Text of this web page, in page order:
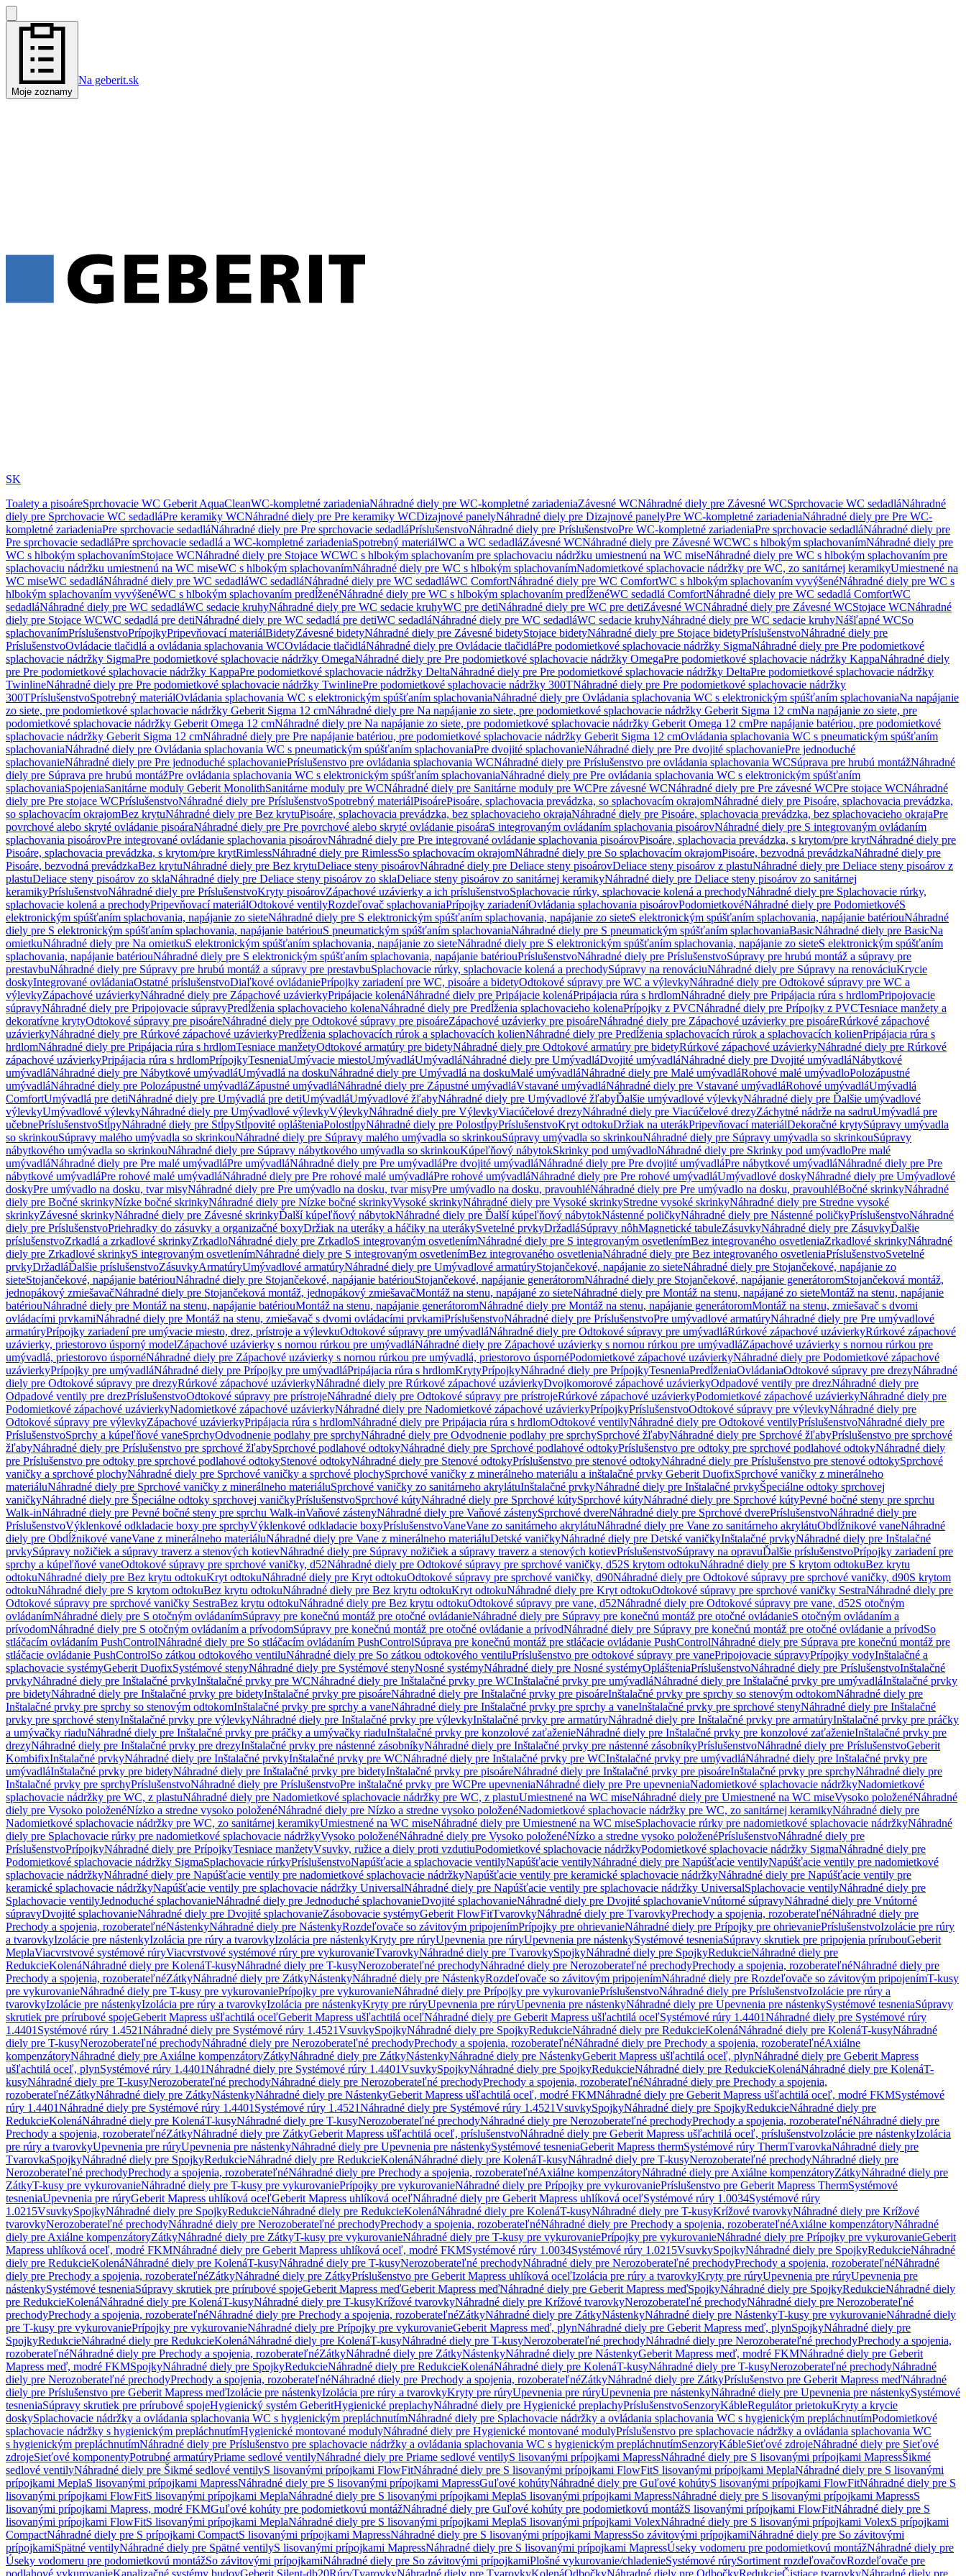
Moje zoznamy
Na geberit.sk
SK
Toalety a pisoáreSprchovacie WC Geberit AquaCleanWC-kompletné zariadeniaNáhradné diely pre WC-kompletné zariadeniaZávesné WCNáhradné diely pre Závesné WCSprchovacie WC sedadláNáhradné
diely pre Sprchovacie WC sedadláPre keramiky WCNáhradné diely pre Pre keramiky WCDizajnové panelyNáhradné diely pre Dizajnové panelyPre WC-kompletné zariadeniaNáhradné diely pre Pre WC-
kompletné zariadeniaPre sprchovacie sedadláNáhradné diely pre Pre sprchovacie sedadláPríslušenstvoNáhradné diely pre PríslušenstvoPre WC-kompletné zariadeniaPre sprchovacie sedadláNáhradné diely pre
Pre sprchovacie sedadláPre sprchovacie sedadlá a WC-kompletné zariadeniaSpotrebný materiálWC a WC sedadláZávesné WCNáhradné diely pre Závesné WCWC s hlbokým splachovanímNáhradné diely pre
WC s hlbokým splachovanímStojace WCNáhradné diely pre Stojace WCWC s hlbokým splachovaním pre splachovaciu nádržku umiestnenú na WC miseNáhradné diely pre WC s hlbokým splachovaním pre
splachovaciu nádržku umiestnenú na WC miseWC s hlbokým splachovanímNáhradné diely pre WC s hlbokým splachovanímNadomietkové splachovacie nádržky pre WC, zo sanitárnej keramikyUmiestnené na
WC miseWC sedadláNáhradné diely pre WC sedadláWC sedadláNáhradné diely pre WC sedadláWC ComfortNáhradné diely pre WC ComfortWC s hlbokým splachovaním vyvýšenéNáhradné diely pre WC s
hlbokým splachovaním vyvýšenéWC s hlbokým splachovaním predĺženéNáhradné diely pre WC s hlbokým splachovaním predĺženéWC sedadlá ComfortNáhradné diely pre WC sedadlá ComfortWC
sedadláNáhradné diely pre WC sedadláWC sedacie kruhyNáhradné diely pre WC sedacie kruhyWC pre detiNáhradné diely pre WC pre detiZávesné WCNáhradné diely pre Závesné WCStojace WCNáhradné
diely pre Stojace WCWC sedadlá pre detiNáhradné diely pre WC sedadlá pre detiWC sedadláNáhradné diely pre WC sedadláWC sedacie kruhyNáhradné diely pre WC sedacie kruhyNášľapné WCSo
splachovanímPríslušenstvoPrípojkyPripevňovací materiálBidetyZávesné bidetyNáhradné diely pre Závesné bidetyStojace bidetyNáhradné diely pre Stojace bidetyPríslušenstvoNáhradné diely pre
PríslušenstvoOvládacie tlačidlá a ovládania splachovania WCOvládacie tlačidláNáhradné diely pre Ovládacie tlačidláPre podomietkové splachovacie nádržky SigmaNáhradné diely pre Pre podomietkové
splachovacie nádržky SigmaPre podomietkové splachovacie nádržky OmegaNáhradné diely pre Pre podomietkové splachovacie nádržky OmegaPre podomietkové splachovacie nádržky KappaNáhradné diely
pre Pre podomietkové splachovacie nádržky KappaPre podomietkové splachovacie nádržky DeltaNáhradné diely pre Pre podomietkové splachovacie nádržky DeltaPre podomietkové splachovacie nádržky
TwinlineNáhradné diely pre Pre podomietkové splachovacie nádržky TwinlinePre podomietkové splachovacie nádržky 300TNáhradné diely pre Pre podomietkové splachovacie nádržky
300TPríslušenstvoSpotrebný materiálOvládania splachovania WC s elektronickým spúšťaním splachovaniaNáhradné diely pre Ovládania splachovania WC s elektronickým spúšťaním splachovaniaNa napájanie
zo siete, pre podomietkové splachovacie nádržky Geberit Sigma 12 cmNáhradné diely pre Na napájanie zo siete, pre podomietkové splachovacie nádržky Geberit Sigma 12 cmNa napájanie zo siete, pre
podomietkové splachovacie nádržky Geberit Omega 12 cmNáhradné diely pre Na napájanie zo siete, pre podomietkové splachovacie nádržky Geberit Omega 12 cmPre napájanie batériou, pre podomietkové
splachovacie nádržky Geberit Sigma 12 cmNáhradné diely pre Pre napájanie batériou, pre podomietkové splachovacie nádržky Geberit Sigma 12 cmOvládania splachovania WC s pneumatickým spúšťaním
splachovaniaNáhradné diely pre Ovládania splachovania WC s pneumatickým spúšťaním splachovaniaPre dvojité splachovanieNáhradné diely pre Pre dvojité splachovaniePre jednoduché
splachovanieNáhradné diely pre Pre jednoduché splachovaniePríslušenstvo pre ovládania splachovania WCNáhradné diely pre Príslušenstvo pre ovládania splachovania WCSúprava pre hrubú montážNáhradné
diely pre Súprava pre hrubú montážPre ovládania splachovania WC s elektronickým spúšťaním splachovaniaNáhradné diely pre Pre ovládania splachovania WC s elektronickým spúšťaním
splachovaniaSpojeniaSanitárne moduly Geberit MonolithSanitárne moduly pre WCNáhradné diely pre Sanitárne moduly pre WCPre závesné WCNáhradné diely pre Pre závesné WCPre stojace WCNáhradné
diely pre Pre stojace WCPríslušenstvoNáhradné diely pre PríslušenstvoSpotrebný materiálPisoárePisoáre, splachovacia prevádzka, so splachovacím okrajomNáhradné diely pre Pisoáre, splachovacia prevádzka,
so splachovacím okrajomBez krytuNáhradné diely pre Bez krytuPisoáre, splachovacia prevádzka, bez splachovacieho okrajaNáhradné diely pre Pisoáre, splachovacia prevádzka, bez splachovacieho okrajaPre
povrchové alebo skryté ovládanie pisoáraNáhradné diely pre Pre povrchové alebo skryté ovládanie pisoáraS integrovaným ovládaním splachovania pisoárovNáhradné diely pre S integrovaným ovládaním
splachovania pisoárovPre integrované ovládanie splachovania pisoárovNáhradné diely pre Pre integrované ovládanie splachovania pisoárovPisoáre, splachovacia prevádzka, s krytom/pre krytNáhradné diely pre
Pisoáre, splachovacia prevádzka, s krytom/pre krytRimlessNáhradné diely pre RimlessSo splachovacím okrajomNáhradné diely pre So splachovacím okrajomPisoáre, bezvodná prevádzkaNáhradné diely pre
Pisoáre, bezvodná prevádzkaBez krytuNáhradné diely pre Bez krytuDeliace steny pisoárovNáhradné diely pre Deliace steny pisoárovDeliace steny pisoárov z plastuNáhradné diely pre Deliace steny pisoárov z
plastuDeliace steny pisoárov zo sklaNáhradné diely pre Deliace steny pisoárov zo sklaDeliace steny pisoárov zo sanitárnej keramikyNáhradné diely pre Deliace steny pisoárov zo sanitárnej
keramikyPríslušenstvoNáhradné diely pre PríslušenstvoKryty pisoárovZápachové uzávierky a ich príslušenstvoSplachovacie rúrky, splachovacie kolená a prechodyNáhradné diely pre Splachovacie rúrky,
splachovacie kolená a prechodyPripevňovací materiálOdtokové ventilyRozdeľovač splachovaniaPrípojky zariadeníOvládania splachovania pisoárovPodomietkovéNáhradné diely pre PodomietkovéS
elektronickým spúšťaním splachovania, napájanie zo sieteNáhradné diely pre S elektronickým spúšťaním splachovania, napájanie zo sieteS elektronickým spúšťaním splachovania, napájanie batériouNáhradné
diely pre S elektronickým spúšťaním splachovania, napájanie batériouS pneumatickým spúšťaním splachovaniaNáhradné diely pre S pneumatickým spúšťaním splachovaniaBasicNáhradné diely pre BasicNa
omietkuNáhradné diely pre Na omietkuS elektronickým spúšťaním splachovania, napájanie zo sieteNáhradné diely pre S elektronickým spúšťaním splachovania, napájanie zo sieteS elektronickým spúšťaním
splachovania, napájanie batériouNáhradné diely pre S elektronickým spúšťaním splachovania, napájanie batériouPríslušenstvoNáhradné diely pre PríslušenstvoSúpravy pre hrubú montáž a súpravy pre
prestavbuNáhradné diely pre Súpravy pre hrubú montáž a súpravy pre prestavbuSplachovacie rúrky, splachovacie kolená a prechodySúpravy na renováciuNáhradné diely pre Súpravy na renováciuKrycie
doskyIntegrované ovládaniaOstatné príslušenstvoDiaľkové ovládaniePrípojky zariadení pre WC, pisoáre a bidetyOdtokové súpravy pre WC a výlevkyNáhradné diely pre Odtokové súpravy pre WC a
výlevkyZápachové uzávierkyNáhradné diely pre Zápachové uzávierkyPripájacie kolenáNáhradné diely pre Pripájacie kolenáPripájacia rúra s hrdlomNáhradné diely pre Pripájacia rúra s hrdlomPripojovacie
súpravyNáhradné diely pre Pripojovacie súpravyPredĺženia splachovacieho kolenaNáhradné diely pre Predĺženia splachovacieho kolenaPrípojky z PVCNáhradné diely pre Prípojky z PVCTesniace manžety a
dekoratívne krytyOdtokové súpravy pre pisoáreNáhradné diely pre Odtokové súpravy pre pisoáreZápachové uzávierky pre pisoáreNáhradné diely pre Zápachové uzávierky pre pisoáreRúrkové zápachové
uzávierkyNáhradné diely pre Rúrkové zápachové uzávierkyPredĺženia splachovacích rúrok a splachovacích kolienNáhradné diely pre Predĺženia splachovacích rúrok a splachovacích kolienPripájacia rúra s
hrdlomNáhradné diely pre Pripájacia rúra s hrdlomTesniace manžetyOdtokové armatúry pre bidetyNáhradné diely pre Odtokové armatúry pre bidetyRúrkové zápachové uzávierkyNáhradné diely pre Rúrkové
zápachové uzávierkyPripájacia rúra s hrdlomPrípojkyTesneniaUmývacie miestoUmývadláUmývadláNáhradné diely pre UmývadláDvojité umývadláNáhradné diely pre Dvojité umývadláNábytkové
umývadláNáhradné diely pre Nábytkové umývadláUmývadlá na doskuNáhradné diely pre Umývadlá na doskuMalé umývadláNáhradné diely pre Malé umývadláRohové malé umývadloPolozápustné
umývadláNáhradné diely pre Polozápustné umývadláZápustné umývadláNáhradné diely pre Zápustné umývadláVstavané umývadláNáhradné diely pre Vstavané umývadláRohové umývadláUmývadlá
ComfortUmývadlá pre detiNáhradné diely pre Umývadlá pre detiUmývadláUmývadlové žľabyNáhradné diely pre Umývadlové žľabyĎalšie umývadlové výlevkyNáhradné diely pre Ďalšie umývadlové
výlevkyUmývadlové výlevkyNáhradné diely pre Umývadlové výlevkyVýlevkyNáhradné diely pre VýlevkyViacúčelové drezyNáhradné diely pre Viacúčelové drezyZáchytné nádrže na sadruUmývadlá pre
učebnePríslušenstvoStĺpyNáhradné diely pre StĺpyStĺpovité oplášteniaPolostĺpyNáhradné diely pre PolostĺpyPríslušenstvoKryt odtokuDržiak na uterákPripevňovací materiálDekoračné krytySúpravy umývadla
so skrinkouSúpravy malého umývadla so skrinkouNáhradné diely pre Súpravy malého umývadla so skrinkouSúpravy umývadla so skrinkouNáhradné diely pre Súpravy umývadla so skrinkouSúpravy
nábytkového umývadla so skrinkouNáhradné diely pre Súpravy nábytkového umývadla so skrinkouKúpeľňový nábytokSkrinky pod umývadloNáhradné diely pre Skrinky pod umývadloPre malé
umývadláNáhradné diely pre Pre malé umývadláPre umývadláNáhradné diely pre Pre umývadláPre dvojité umývadláNáhradné diely pre Pre dvojité umývadláPre nábytkové umývadláNáhradné diely pre Pre
nábytkové umývadláPre rohové malé umývadláNáhradné diely pre Pre rohové malé umývadláPre rohové umývadláNáhradné diely pre Pre rohové umývadláUmývadlové doskyNáhradné diely pre Umývadlové
doskyPre umývadlo na dosku, tvar misyNáhradné diely pre Pre umývadlo na dosku, tvar misyPre umývadlo na dosku, pravouhléNáhradné diely pre Pre umývadlo na dosku, pravouhléBočné skrinkyNáhradné
diely pre Bočné skrinkyNízke bočné skrinkyNáhradné diely pre Nízke bočné skrinkyVysoké skrinkyNáhradné diely pre Vysoké skrinkyStredne vysoké skrinkyNáhradné diely pre Stredne vysoké
skrinkyZávesné skrinkyNáhradné diely pre Závesné skrinkyĎalší kúpeľňový nábytokNáhradné diely pre Ďalší kúpeľňový nábytokNástenné poličkyNáhradné diely pre Nástenné poličkyPríslušenstvoNáhradné
diely pre PríslušenstvoPriehradky do zásuvky a organizačné boxyDržiak na uteráky a háčiky na uterákySvetelné prvkyDržadláSúpravy nôhMagnetické tabuleZásuvkyNáhradné diely pre ZásuvkyĎalšie
príslušenstvoZrkadlá a zrkadlové skrinkyZrkadloNáhradné diely pre ZrkadloS integrovaným osvetlenímNáhradné diely pre S integrovaným osvetlenímBez integrovaného osvetleniaZrkadlové skrinkyNáhradné
diely pre Zrkadlové skrinkyS integrovaným osvetlenímNáhradné diely pre S integrovaným osvetlenímBez integrovaného osvetleniaNáhradné diely pre Bez integrovaného osvetleniaPríslušenstvoSvetelné
prvkyDržadláĎalšie príslušenstvoZásuvkyArmatúryUmývadlové armatúryNáhradné diely pre Umývadlové armatúryStojančekové, napájanie zo sieteNáhradné diely pre Stojančekové, napájanie zo
sieteStojančekové, napájanie batériouNáhradné diely pre Stojančekové, napájanie batériouStojančekové, napájanie generátoromNáhradné diely pre Stojančekové, napájanie generátoromStojančeková montáž,
jednopákový zmiešavačNáhradné diely pre Stojančeková montáž, jednopákový zmiešavačMontáž na stenu, napájané zo sieteNáhradné diely pre Montáž na stenu, napájané zo sieteMontáž na stenu, napájanie
batériouNáhradné diely pre Montáž na stenu, napájanie batériouMontáž na stenu, napájanie generátoromNáhradné diely pre Montáž na stenu, napájanie generátoromMontáž na stenu, zmiešavač s dvomi
ovládacími prvkamiNáhradné diely pre Montáž na stenu, zmiešavač s dvomi ovládacími prvkamiPríslušenstvoNáhradné diely pre PríslušenstvoPre umývadlové armatúryNáhradné diely pre Pre umývadlové
armatúryPrípojky zariadení pre umývacie miesto, drez, prístroje a výlevkuOdtokové súpravy pre umývadláNáhradné diely pre Odtokové súpravy pre umývadláRúrkové zápachové uzávierkyRúrkové zápachové
uzávierky, priestorovo úsporný modelZápachové uzávierky s nornou rúrkou pre umývadláNáhradné diely pre Zápachové uzávierky s nornou rúrkou pre umývadláZápachové uzávierky s nornou rúrkou pre
umývadlá, priestorovo úspornéNáhradné diely pre Zápachové uzávierky s nornou rúrkou pre umývadlá, priestorovo úspornéPodomietkové zápachové uzávierkyNáhradné diely pre Podomietkové zápachové
uzávierkyPrípojky pre umývadláNáhradné diely pre Prípojky pre umývadláPripájacia rúra s hrdlomKrytyPrípojkyNáhradné diely pre PrípojkyTesneniaPredĺženiaOvládaniaOdtokové súpravy pre drezyNáhradné
diely pre Odtokové súpravy pre drezyRúrkové zápachové uzávierkyNáhradné diely pre Rúrkové zápachové uzávierkyDvojkomorové zápachové uzávierkyOdpadové ventily pre drezNáhradné diely pre
Odpadové ventily pre drezPríslušenstvoOdtokové súpravy pre prístrojeNáhradné diely pre Odtokové súpravy pre prístrojeRúrkové zápachové uzávierkyPodomietkové zápachové uzávierkyNáhradné diely pre
Podomietkové zápachové uzávierkyNadomietkové zápachové uzávierkyNáhradné diely pre Nadomietkové zápachové uzávierkyPrípojkyPríslušenstvoOdtokové súpravy pre výlevkyNáhradné diely pre
Odtokové súpravy pre výlevkyZápachové uzávierkyPripájacia rúra s hrdlomNáhradné diely pre Pripájacia rúra s hrdlomOdtokové ventilyNáhradné diely pre Odtokové ventilyPríslušenstvoNáhradné diely pre
PríslušenstvoSprchy a kúpeľňové vaneSprchyOdvodnenie podlahy pre sprchyNáhradné diely pre Odvodnenie podlahy pre sprchySprchové žľabyNáhradné diely pre Sprchové žľabyPríslušenstvo pre sprchové
žľabyNáhradné diely pre Príslušenstvo pre sprchové žľabySprchové podlahové odtokyNáhradné diely pre Sprchové podlahové odtokyPríslušenstvo pre odtoky pre sprchové podlahové odtokyNáhradné diely
pre Príslušenstvo pre odtoky pre sprchové podlahové odtokyStenové odtokyNáhradné diely pre Stenové odtokyPríslušenstvo pre stenové odtokyNáhradné diely pre Príslušenstvo pre stenové odtokySprchové
vaničky a sprchové plochyNáhradné diely pre Sprchové vaničky a sprchové plochySprchové vaničky z minerálneho materiálu a inštalačné prvky Geberit DuofixSprchové vaničky z minerálneho
materiáluNáhradné diely pre Sprchové vaničky z minerálneho materiáluSprchové vaničky zo sanitárneho akrylátuInštalačné prvkyNáhradné diely pre Inštalačné prvkyŠpeciálne odtoky sprchovej
vaničkyNáhradné diely pre Špeciálne odtoky sprchovej vaničkyPríslušenstvoSprchové kútyNáhradné diely pre Sprchové kútySprchové kútyNáhradné diely pre Sprchové kútyPevné bočné steny pre sprchu
Walk-inNáhradné diely pre Pevné bočné steny pre sprchu Walk-inVaňové zástenyNáhradné diely pre Vaňové zástenySprchové dvereNáhradné diely pre Sprchové dverePríslušenstvoNáhradné diely pre
PríslušenstvoVýklenkové odkladacie boxy pre sprchyVýklenkové odkladacie boxyPríslušenstvoVaneVane zo sanitárneho akrylátuNáhradné diely pre Vane zo sanitárneho akrylátuObdĺžnikové vaneNáhradné
diely pre Obdĺžnikové vaneVane z minerálneho materiáluNáhradné diely pre Vane z minerálneho materiáluDetské vaničkyNáhradné diely pre Detské vaničkyInštalačné prvkyNáhradné diely pre Inštalačné
prvkySúpravy nožičiek a súpravy traverz a stenových kotievNáhradné diely pre Súpravy nožičiek a súpravy traverz a stenových kotievPríslušenstvoSúpravy na opravuĎalšie príslušenstvoPrípojky zariadení pre
sprchy a kúpeľňové vaneOdtokové súpravy pre sprchové vaničky, d52Náhradné diely pre Odtokové súpravy pre sprchové vaničky, d52S krytom odtokuNáhradné diely pre S krytom odtokuBez krytu
odtokuNáhradné diely pre Bez krytu odtokuKryt odtokuNáhradné diely pre Kryt odtokuOdtokové súpravy pre sprchové vaničky, d90Náhradné diely pre Odtokové súpravy pre sprchové vaničky, d90S krytom
odtokuNáhradné diely pre S krytom odtokuBez krytu odtokuNáhradné diely pre Bez krytu odtokuKryt odtokuNáhradné diely pre Kryt odtokuOdtokové súpravy pre sprchové vaničky SestraNáhradné diely pre
Odtokové súpravy pre sprchové vaničky SestraBez krytu odtokuNáhradné diely pre Bez krytu odtokuOdtokové súpravy pre vane, d52Náhradné diely pre Odtokové súpravy pre vane, d52S otočným
ovládanímNáhradné diely pre S otočným ovládanímSúpravy pre konečnú montáž pre otočné ovládanieNáhradné diely pre Súpravy pre konečnú montáž pre otočné ovládanieS otočným ovládaním a
prívodomNáhradné diely pre S otočným ovládaním a prívodomSúpravy pre konečnú montáž pre otočné ovládanie a prívodNáhradné diely pre Súpravy pre konečnú montáž pre otočné ovládanie a prívodSo
stláčacím ovládaním PushControlNáhradné diely pre So stláčacím ovládaním PushControlSúprava pre konečnú montáž pre stláčacie ovládanie PushControlNáhradné diely pre Súprava pre konečnú montáž pre
stláčacie ovládanie PushControlSo zátkou odtokového ventiluNáhradné diely pre So zátkou odtokového ventiluPríslušenstvo pre odtokové súpravy pre vanePripojovacie súpravyPrípojky vodyInštalačné a
splachovacie systémyGeberit DuofixSystémové stenyNáhradné diely pre Systémové stenyNosné systémyNáhradné diely pre Nosné systémyOplášteniaPríslušenstvoNáhradné diely pre PríslušenstvoInštalačné
prvkyNáhradné diely pre Inštalačné prvkyInštalačné prvky pre WCNáhradné diely pre Inštalačné prvky pre WCInštalačné prvky pre umývadláNáhradné diely pre Inštalačné prvky pre umývadláInštalačné prvky
pre bidetyNáhradné diely pre Inštalačné prvky pre bidetyInštalačné prvky pre pisoáreNáhradné diely pre Inštalačné prvky pre pisoáreInštalačné prvky pre sprchy so stenovým odtokomNáhradné diely pre
Inštalačné prvky pre sprchy so stenovým odtokomInštalačné prvky pre sprchy a vaneNáhradné diely pre Inštalačné prvky pre sprchy a vaneInštalačné prvky pre sprchové stenyNáhradné diely pre Inštalačné
prvky pre sprchové stenyInštalačné prvky pre výlevkyNáhradné diely pre Inštalačné prvky pre výlevkyInštalačné prvky pre armatúryNáhradné diely pre Inštalačné prvky pre armatúryInštalačné prvky pre práčky
a umývačky riaduNáhradné diely pre Inštalačné prvky pre práčky a umývačky riaduInštalačné prvky pre konzolové zaťaženieNáhradné diely pre Inštalačné prvky pre konzolové zaťaženieInštalačné prvky pre
drezyNáhradné diely pre Inštalačné prvky pre drezyInštalačné prvky pre nástenné zásobníkyNáhradné diely pre Inštalačné prvky pre nástenné zásobníkyPríslušenstvoNáhradné diely pre PríslušenstvoGeberit
KombifixInštalačné prvkyNáhradné diely pre Inštalačné prvkyInštalačné prvky pre WCNáhradné diely pre Inštalačné prvky pre WCInštalačné prvky pre umývadláNáhradné diely pre Inštalačné prvky pre
umývadláInštalačné prvky pre bidetyNáhradné diely pre Inštalačné prvky pre bidetyInštalačné prvky pre pisoáreNáhradné diely pre Inštalačné prvky pre pisoáreInštalačné prvky pre sprchyNáhradné diely pre
Inštalačné prvky pre sprchyPríslušenstvoNáhradné diely pre PríslušenstvoPre inštalačné prvky pre WCPre upevneniaNáhradné diely pre Pre upevneniaNadomietkové splachovacie nádržkyNadomietkové
splachovacie nádržky pre WC, z plastuNáhradné diely pre Nadomietkové splachovacie nádržky pre WC, z plastuUmiestnené na WC miseNáhradné diely pre Umiestnené na WC miseVysoko položenéNáhradné
diely pre Vysoko položenéNízko a stredne vysoko položenéNáhradné diely pre Nízko a stredne vysoko položenéNadomietkové splachovacie nádržky pre WC, zo sanitárnej keramikyNáhradné diely pre
Nadomietkové splachovacie nádržky pre WC, zo sanitárnej keramikyUmiestnené na WC miseNáhradné diely pre Umiestnené na WC miseSplachovacie rúrky pre nadomietkové splachovacie nádržkyNáhradné
diely pre Splachovacie rúrky pre nadomietkové splachovacie nádržkyVysoko položenéNáhradné diely pre Vysoko položenéNízko a stredne vysoko položenéPríslušenstvoNáhradné diely pre
PríslušenstvoPrípojkyNáhradné diely pre PrípojkyTesniace manžetyVsuvky, ružice a diely proti vzdutiuPodomietkové splachovacie nádržkyPodomietkové splachovacie nádržky SigmaNáhradné diely pre
Podomietkové splachovacie nádržky SigmaSplachovacie rúrkyPríslušenstvoNapúšťacie a splachovacie ventilyNapúšťacie ventilyNáhradné diely pre Napúšťacie ventilyNapúšťacie ventily pre nadomietkové
splachovacie nádržkyNáhradné diely pre Napúšťacie ventily pre nadomietkové splachovacie nádržkyNapúšťacie ventily pre keramické splachovacie nádržkyNáhradné diely pre Napúšťacie ventily pre
keramické splachovacie nádržkyNapúšťacie ventily pre splachovacie nádržky UniversalNáhradné diely pre Napúšťacie ventily pre splachovacie nádržky UniversalSplachovacie ventilyNáhradné diely pre
Splachovacie ventilyJednoduché splachovanieNáhradné diely pre Jednoduché splachovanieDvojité splachovanieNáhradné diely pre Dvojité splachovanieVnútorné súpravyNáhradné diely pre Vnútorné
súpravyDvojité splachovanieNáhradné diely pre Dvojité splachovanieZásobovacie systémyGeberit FlowFitTvarovkyNáhradné diely pre TvarovkyPrechody a spojenia, rozoberateľnéNáhradné diely pre
Prechody a spojenia, rozoberateľnéNástenkyNáhradné diely pre NástenkyRozdeľovače so závitovým pripojenímPrípojky pre ohrievanieNáhradné diely pre Prípojky pre ohrievaniePríslušenstvoIzolácie pre rúry
a tvarovkyIzolácie pre nástenkyIzolácia pre rúry a tvarovkyIzolácia pre nástenkyKryty pre rúryUpevnenia pre rúryUpevnenia pre nástenkySystémové tesneniaSúpravy skrutiek pre pripojenia prírubouGeberit
MeplaViacvrstvové systémové rúryViacvrstvové systémové rúry pre vykurovanieTvarovkyNáhradné diely pre TvarovkySpojkyNáhradné diely pre SpojkyRedukcieNáhradné diely pre
RedukcieKolenáNáhradné diely pre KolenáT-kusyNáhradné diely pre T-kusyNerozoberateľné prechodyNáhradné diely pre Nerozoberateľné prechodyPrechody a spojenia, rozoberateľnéNáhradné diely pre
Prechody a spojenia, rozoberateľnéZátkyNáhradné diely pre ZátkyNástenkyNáhradné diely pre NástenkyRozdeľovače so závitovým pripojenímNáhradné diely pre Rozdeľovače so závitovým pripojenímT-kusy
pre vykurovanieNáhradné diely pre T-kusy pre vykurovaniePrípojky pre vykurovanieNáhradné diely pre Prípojky pre vykurovaniePríslušenstvoNáhradné diely pre PríslušenstvoIzolácie pre rúry a
tvarovkyIzolácie pre nástenkyIzolácia pre rúry a tvarovkyIzolácia pre nástenkyKryty pre rúryUpevnenia pre rúryUpevnenia pre nástenkyNáhradné diely pre Upevnenia pre nástenkySystémové tesneniaSúpravy
skrutiek pre prírubové spojeGeberit Mapress ušľachtilá oceľGeberit Mapress ušľachtilá oceľNáhradné diely pre Geberit Mapress ušľachtilá oceľSystémové rúry 1.4401Náhradné diely pre Systémové rúry
1.4401 Systémové rúry 1.4521Náhradné diely pre Systémové rúry 1.4521VsuvkySpojkyNáhradné diely pre SpojkyRedukcieNáhradné diely pre RedukcieKolenáNáhradné diely pre KolenáT-kusyNáhradné
diely pre T-kusyNerozoberateľné prechodyNáhradné diely pre Nerozoberateľné prechodyPrechody a spojenia, rozoberateľnéNáhradné diely pre Prechody a spojenia, rozoberateľnéAxiálne
kompenzátoryNáhradné diely pre Axiálne kompenzátoryZátkyNáhradné diely pre ZátkyNástenkyNáhradné diely pre NástenkyGeberit Mapress ušľachtilá oceľ, plynNáhradné diely pre Geberit Mapress
ušľachtilá oceľ, plynSystémové rúry 1.4401Náhradné diely pre Systémové rúry 1.4401VsuvkySpojkyNáhradné diely pre SpojkyRedukcieNáhradné diely pre RedukcieKolenáNáhradné diely pre KolenáT-
kusyNáhradné diely pre T-kusyNerozoberateľné prechodyNáhradné diely pre Nerozoberateľné prechodyPrechody a spojenia, rozoberateľnéNáhradné diely pre Prechody a spojenia,
rozoberateľnéZátkyNáhradné diely pre ZátkyNástenkyNáhradné diely pre NástenkyGeberit Mapress ušľachtilá oceľ, modré FKMNáhradné diely pre Geberit Mapress ušľachtilá oceľ, modré FKMSystémové
rúry 1.4401Náhradné diely pre Systémové rúry 1.4401 Systémové rúry 1.4521Náhradné diely pre Systémové rúry 1.4521VsuvkySpojkyNáhradné diely pre SpojkyRedukcieNáhradné diely pre
RedukcieKolenáNáhradné diely pre KolenáT-kusyNáhradné diely pre T-kusyNerozoberateľné prechodyNáhradné diely pre Nerozoberateľné prechodyPrechody a spojenia, rozoberateľnéNáhradné diely pre
Prechody a spojenia, rozoberateľnéZátkyNáhradné diely pre ZátkyGeberit Mapress ušľachtilá oceľ, príslušenstvoNáhradné diely pre Geberit Mapress ušľachtilá oceľ, príslušenstvoIzolácie pre nástenkyIzolácia
pre rúry a tvarovkyUpevnenia pre rúryUpevnenia pre nástenkyNáhradné diely pre Upevnenia pre nástenkySystémové tesneniaGeberit Mapress thermSystémové rúry ThermTvarovkaNáhradné diely pre
TvarovkaSpojkyNáhradné diely pre SpojkyRedukcieNáhradné diely pre RedukcieKolenáNáhradné diely pre KolenáT-kusyNáhradné diely pre T-kusyNerozoberateľné prechodyNáhradné diely pre
Nerozoberateľné prechodyPrechody a spojenia, rozoberateľnéNáhradné diely pre Prechody a spojenia, rozoberateľnéAxiálne kompenzátoryNáhradné diely pre Axiálne kompenzátoryZátkyNáhradné diely pre
ZátkyT-kusy pre vykurovanieNáhradné diely pre T-kusy pre vykurovaniePrípojky pre vykurovanieNáhradné diely pre Prípojky pre vykurovaniePríslušenstvo pre Geberit Mapress ThermSystémové
tesneniaUpevnenia pre rúryGeberit Mapress uhlíková oceľGeberit Mapress uhlíková oceľNáhradné diely pre Geberit Mapress uhlíková oceľSystémové rúry 1.0034Systémové rúry
1.0215VsuvkySpojkyNáhradné diely pre SpojkyRedukcieNáhradné diely pre RedukcieKolenáNáhradné diely pre KolenáT-kusyNáhradné diely pre T-kusyKrížové tvarovkyNáhradné diely pre Krížové
tvarovkyNerozoberateľné prechodyNáhradné diely pre Nerozoberateľné prechodyPrechody a spojenia, rozoberateľnéNáhradné diely pre Prechody a spojenia, rozoberateľnéAxiálne kompenzátoryNáhradné
diely pre Axiálne kompenzátoryZátkyNáhradné diely pre ZátkyT-kusy pre vykurovanieNáhradné diely pre T-kusy pre vykurovaniePrípojky pre vykurovanieNáhradné diely pre Prípojky pre vykurovanieGeberit
Mapress uhlíková oceľ, modré FKMNáhradné diely pre Geberit Mapress uhlíková oceľ, modré FKMSystémové rúry 1.0034Systémové rúry 1.0215VsuvkySpojkyNáhradné diely pre SpojkyRedukcieNáhradné
diely pre RedukcieKolenáNáhradné diely pre KolenáT-kusyNáhradné diely pre T-kusyNerozoberateľné prechodyNáhradné diely pre Nerozoberateľné prechodyPrechody a spojenia, rozoberateľnéNáhradné
diely pre Prechody a spojenia, rozoberateľnéZátkyNáhradné diely pre ZátkyPríslušenstvo pre Geberit Mapress uhlíková oceľIzolácia pre rúry a tvarovkyKryty pre rúryUpevnenia pre rúryUpevnenia pre
nástenkySystémové tesneniaSúpravy skrutiek pre prírubové spojeGeberit Mapress meďGeberit Mapress meďNáhradné diely pre Geberit Mapress meďSpojkyNáhradné diely pre SpojkyRedukcieNáhradné diely
pre RedukcieKolenáNáhradné diely pre KolenáT-kusyNáhradné diely pre T-kusyKrížové tvarovkyNáhradné diely pre Krížové tvarovkyNerozoberateľné prechodyNáhradné diely pre Nerozoberateľné
prechodyPrechody a spojenia, rozoberateľnéNáhradné diely pre Prechody a spojenia, rozoberateľnéZátkyNáhradné diely pre ZátkyNástenkyNáhradné diely pre NástenkyT-kusy pre vykurovanieNáhradné diely
pre T-kusy pre vykurovaniePrípojky pre vykurovanieNáhradné diely pre Prípojky pre vykurovanieGeberit Mapress meď, plynNáhradné diely pre Geberit Mapress meď, plynSpojkyNáhradné diely pre
SpojkyRedukcieNáhradné diely pre RedukcieKolenáNáhradné diely pre KolenáT-kusyNáhradné diely pre T-kusyNerozoberateľné prechodyNáhradné diely pre Nerozoberateľné prechodyPrechody a spojenia,
rozoberateľnéNáhradné diely pre Prechody a spojenia, rozoberateľnéZátkyNáhradné diely pre ZátkyNástenkyNáhradné diely pre NástenkyGeberit Mapress meď, modré FKMNáhradné diely pre Geberit
Mapress meď, modré FKMSpojkyNáhradné diely pre SpojkyRedukcieNáhradné diely pre RedukcieKolenáNáhradné diely pre KolenáT-kusyNáhradné diely pre T-kusyNerozoberateľné prechodyNáhradné
diely pre Nerozoberateľné prechodyPrechody a spojenia, rozoberateľnéNáhradné diely pre Prechody a spojenia, rozoberateľnéZátkyNáhradné diely pre ZátkyPríslušenstvo pre Geberit Mapress meďNáhradné
diely pre Príslušenstvo pre Geberit Mapress meďIzolácie pre nástenkyIzolácia pre rúry a tvarovkyKryty pre rúryUpevnenia pre rúryUpevnenia pre nástenkyNáhradné diely pre Upevnenia pre nástenkySystémové
tesneniaSúpravy skrutiek pre prírubové spojeHygienický systém GeberitHygienické preplachyNáhradné diely pre Hygienické preplachyPríslušenstvoSenzoryKábleRegulátor prietokuKryty a krycie
doskySplachovacie nádržky a ovládania splachovania WC s hygienickým prepláchnutímNáhradné diely pre Splachovacie nádržky a ovládania splachovania WC s hygienickým prepláchnutímPodomietkové
splachovacie nádržky s hygienickým prepláchnutímHygienické montované modulyNáhradné diely pre Hygienické montované modulyPríslušenstvo pre splachovacie nádržky a ovládania splachovania WC
s hygienickým prepláchnutímNáhradné diely pre Príslušenstvo pre splachovacie nádržky a ovládania splachovania WC s hygienickým prepláchnutímSenzoryKábleSieťové zdrojeNáhradné diely pre Sieťové
zdrojeSieťové komponentyPotrubné armatúryPriame sedlové ventilyNáhradné diely pre Priame sedlové ventilyS lisovanými prípojkami MapressNáhradné diely pre S lisovanými prípojkami MapressŠikmé
sedlové ventilyNáhradné diely pre Šikmé sedlové ventilyS lisovanými prípojkami FlowFitNáhradné diely pre S lisovanými prípojkami FlowFitS lisovanými prípojkami MeplaNáhradné diely pre S lisovanými
prípojkami MeplaS lisovanými prípojkami MapressNáhradné diely pre S lisovanými prípojkami MapressGuľové kohútyNáhradné diely pre Guľové kohútyS lisovanými prípojkami FlowFitNáhradné diely pre S
lisovanými prípojkami FlowFitS lisovanými prípojkami MeplaNáhradné diely pre S lisovanými prípojkami MeplaS lisovanými prípojkami MapressNáhradné diely pre S lisovanými prípojkami MapressS
lisovanými prípojkami Mapress, modré FKMGuľové kohúty pre podomietkovú montážNáhradné diely pre Guľové kohúty pre podomietkovú montážS lisovanými prípojkami FlowFitNáhradné diely pre S
lisovanými prípojkami FlowFitS lisovanými prípojkami MeplaNáhradné diely pre S lisovanými prípojkami MeplaS lisovanými prípojkami VolexNáhradné diely pre S lisovanými prípojkami VolexS prípojkami
CompactNáhradné diely pre S prípojkami CompactS lisovanými prípojkami MapressNáhradné diely pre S lisovanými prípojkami MapressSo závitovými prípojkamiNáhradné diely pre So závitovými
prípojkamiSpätné ventilyNáhradné diely pre Spätné ventilyS lisovanými prípojkami MapressNáhradné diely pre S lisovanými prípojkami MapressÚseky vodomeru pre podomietkovú montážNáhradné diely pre
Úseky vodomeru pre podomietkovú montážSo závitovými prípojkamiNáhradné diely pre So závitovými prípojkamiPlošné vykurovanie/chladenieSystémové rúrySortiment rozdeľovačovRozdeľovače pre
podlahové vykurovanieKanalizačné systémy budovGeberit Silent-db20RúryTvarovkyNáhradné diely pre TvarovkyKolenáOdbočkyNáhradné diely pre OdbočkyRedukcieČistiace tvarovkyNáhradné diely pre